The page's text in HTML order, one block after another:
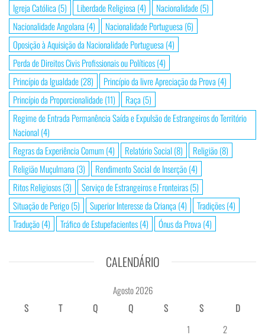
Igreja Católica (5) Liberdade Religiosa (4) Nacionalidade(5)
Nacionalidade Angolana (4) Nacionalidade Portuguesa (6)
Oposição à Aquisição da Nacionalidade Portuguesa (4)
Perda de Direitos Civis Profissionais ou Políticos(4)
Princípio da Igualdade(28) Princípio da livre Apreciação da Prova (4)
Princípio da Proporcionalidade(11) Raça (5)
Regime de Entrada Permanência Saída e Expulsão de Estrangeiros do Território
Nacional (4)
Regras da Experiência Comum (4) Relatório Social (8) Religião(8)
Religião Muçulmana (3) Rendimento Social de Inserção(4)
Ritos Religiosos(3) Serviço de Estrangeiros e Fronteiras(5)
Situação de Perigo(5) Superior Interesse da Criança (4) Tradições(4)
Tradução(4) Tráfico de Estupefacientes(4) Ónus da Prova (4)
CALENDÁRIO
Agosto 2026
S
T Q Q S S
D
1
2